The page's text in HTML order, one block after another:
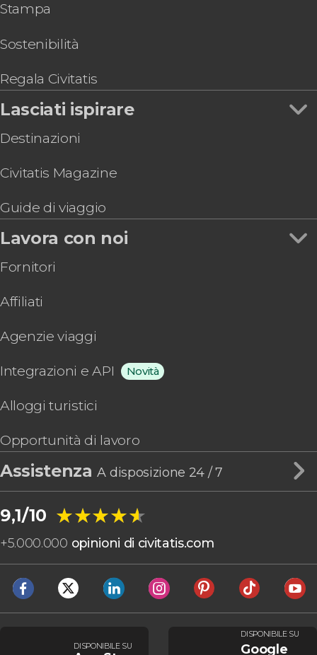
Wawel
Krakow City Pass
Tour di Cracovia in bicicletta
Tour gastronomico di Cracovia
Stampa
Sostenibilità
Regala Civitatis
Lasciati ispirare
Destinazioni
Civitatis Magazine
Guide di viaggio
Lavora con noi
Fornitori
Affiliati
Agenzie viaggi
Integrazioni e API Novità
Alloggi turistici
Opportunità di lavoro
AssistenzaA disposizione 24 / 7
9,1/10 ★★★★★
★★★★★
+5.000.000 opinioni di civitatis.com
DISPONIBILE SU
DISPONIBILE SU
Google